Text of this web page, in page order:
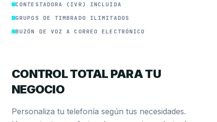
CONTESTADORA (IVR) INCLUIDA
GRUPOS DE TIMBRADO ILIMITADOS
BUZÓN DE VOZ A CORREO ELECTRÓNICO
CONTROL TOTAL PARA TU
NEGOCIO
Personaliza tu telefonía según tus necesidades.